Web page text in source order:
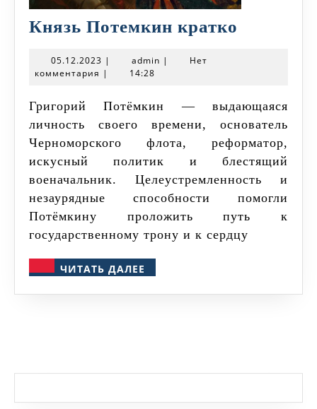
Князь Потемкин кратко
05.12.2023 05.12.2023
| admin admin
|
Нет
комментария | 14:28
Григорий Потёмкин — выдающаяся
личность своего времени, основатель
Черноморского флота, реформатор,
искусный политик и блестящий
военачальник. Целеустремленность и
незаурядные способности помогли
Потёмкину проложить путь к
государственному трону и к сердцу
ЧИТАТЬ ДАЛЕЕ
ДАЛЕЕ